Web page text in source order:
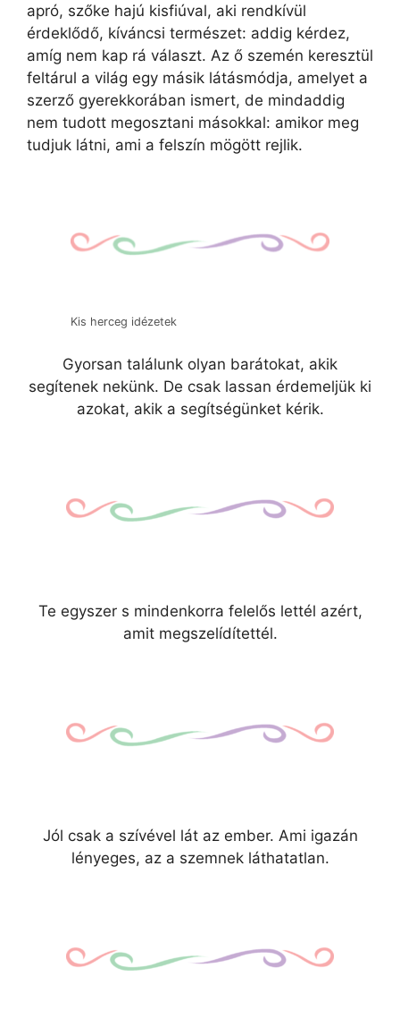
apró, szőke hajú kisfiúval, aki rendkívül
érdeklődő, kíváncsi természet: addig kérdez,
amíg nem kap rá választ. Az ő szemén keresztül
feltárul a világ egy másik látásmódja, amelyet a
szerző gyerekkorában ismert, de mindaddig
nem tudott megosztani másokkal: amikor meg
tudjuk látni, ami a felszín mögött rejlik.
Kis herceg idézetek
Gyorsan találunk olyan barátokat, akik
segítenek nekünk. De csak lassan érdemeljük ki
azokat, akik a segítségünket kérik.
Te egyszer s mindenkorra felelős lettél azért,
amit megszelídítettél.
Jól csak a szívével lát az ember. Ami igazán
lényeges, az a szemnek láthatatlan.